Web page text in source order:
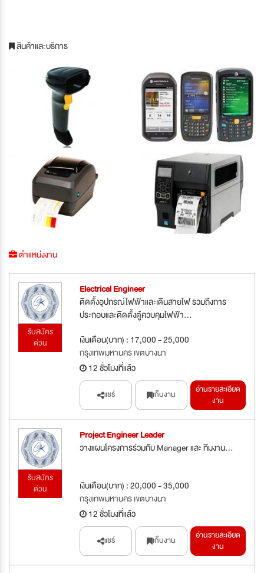
สินค้าและบริการ
ตำแหน่งงาน
รับสมัคร
ด่วน
Electrical Engineer
ติดตั้งอุปกรณ์ไฟฟ้าและเดินสายไฟ รวมถึงการ
ประกอบและติดตั้งตู้ควบคุมไฟฟ้า...
เงินเดือน(บาท) : 17,000 - 25,000
กรุงเทพมหานคร เขตบางนา
12 ชั่วโมงที่แล้ว
แชร์ เก็บงาน
อ่านรายละเอียด
งาน
รับสมัคร
ด่วน
Project Engineer Leader
วางแผนโครงการร่วมกับ Manager และ ทีมงาน...
เงินเดือน(บาท) : 20,000 - 35,000
กรุงเทพมหานคร เขตบางนา
12 ชั่วโมงที่แล้ว
แชร์ เก็บงาน
อ่านรายละเอียด
งาน